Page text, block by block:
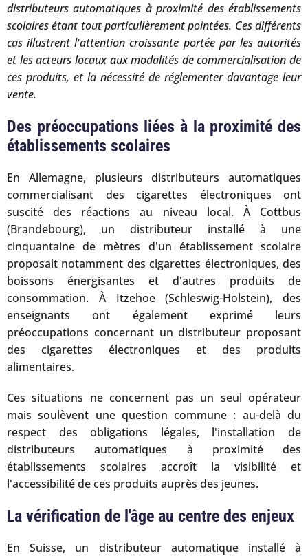
distributeurs automatiques à proximité des établissements
scolaires étant tout particulièrement pointées. Ces différents
cas illustrent l'attention croissante portée par les autorités
et les acteurs locaux aux modalités de commercialisation de
ces produits, et la nécessité de réglementer davantage leur
vente.
Des préoccupations liées à la proximité des
établissements scolaires
En Allemagne, plusieurs distributeurs automatiques
commercialisant des cigarettes électroniques ont
suscité des réactions au niveau local. À Cottbus
(Brandebourg), un distributeur installé à une
cinquantaine de mètres d'un établissement scolaire
proposait notamment des cigarettes électroniques, des
boissons énergisantes et d'autres produits de
consommation. À Itzehoe (Schleswig-Holstein), des
enseignants ont également exprimé leurs
préoccupations concernant un distributeur proposant
des cigarettes électroniques et des produits
alimentaires.
Ces situations ne concernent pas un seul opérateur
mais soulèvent une question commune : au-delà du
respect des obligations légales, l'installation de
distributeurs automatiques à proximité des
établissements scolaires accroît la visibilité et
l'accessibilité de ces produits auprès des jeunes.
La vérification de l'âge au centre des enjeux
En Suisse, un distributeur automatique installé à